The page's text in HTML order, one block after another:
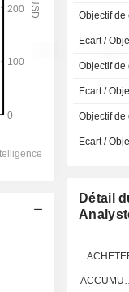
Objectif de
Ecart /
Objectif de
Ecart /
Objectif de
Ecart /
Détail